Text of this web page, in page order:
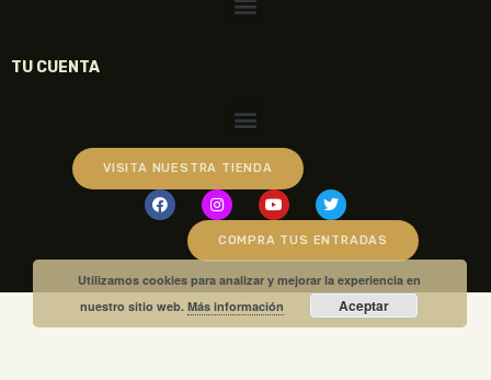
TU CUENTA
VISITA NUESTRA TIENDA
COMPRA TUS ENTRADAS
Utilizamos cookies para analizar y mejorar la experiencia en
nuestro sitio web.Más información Aceptar